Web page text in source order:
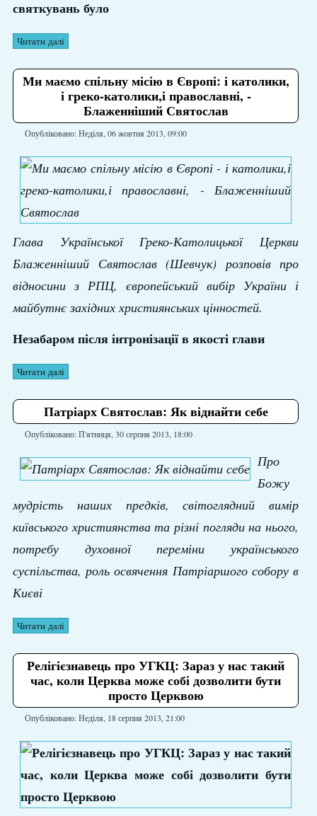
святкувань було
Читати далі
Ми маємо спільну місію в Європі: і католики,
і греко-католики,і православні, -
Блаженніший Святослав
Опубліковано: Неділя, 06 жовтня 2013, 09:00
Глава Української Греко-Католицької Церкви
Блаженніший Святослав (Шевчук) розповів про
відносини з РПЦ, європейський вибір України і
майбутнє західних християнських цінностей.
Незабаром після інтронізації в якості глави
Читати далі
Патріарх Святослав: Як віднайти себе
Опубліковано: П'ятниця, 30 серпня 2013, 18:00
Про
Божу
мудрість наших предків, світоглядний вимір
київського християнства та різні погляди на нього,
потребу духовної переміни українського
суспільства, роль освячення Патріаршого собору в
Києві
Читати далі
Релігієзнавець про УГКЦ: Зараз у нас такий
час, коли Церква може собі дозволити бути
просто Церквою
Опубліковано: Неділя, 18 серпня 2013, 21:00